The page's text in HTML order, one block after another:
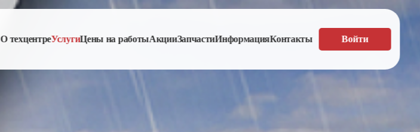
О техцентреУслугиЦены на работыАкцииЗапчастиИнформацияКонтакты Войти